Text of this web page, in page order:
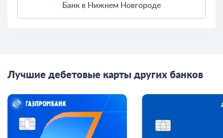
Банк в Нижнем Новгороде
Лучшие дебетовые карты других банков